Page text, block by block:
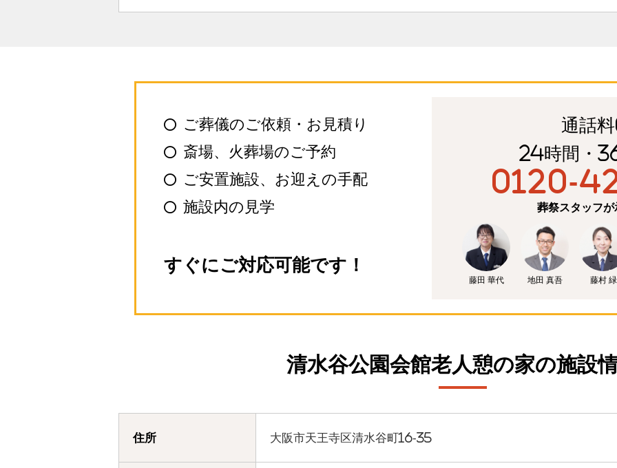
● ご葬儀のご依頼・お見積り
● 斎場、火葬場のご予約
● ご安置施設、お迎えの手配
● 施設内の見学
すぐにご対応可能です！
通話
24時間・
0120-
葬祭スタッフ
藤田 華代 地田 真吾 藤村 緑
清水谷公園会館老人憩の家の施設
住所 大阪市天王寺区清水谷町16-35